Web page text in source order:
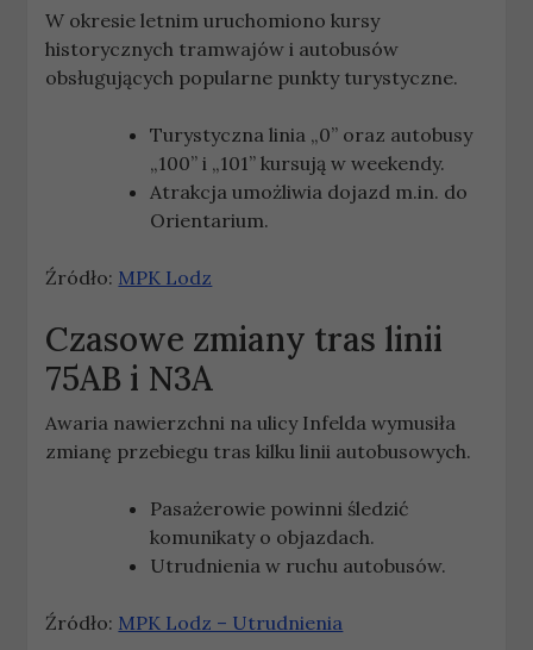
W okresie letnim uruchomiono kursy
historycznych tramwajów i autobusów
obsługujących popularne punkty turystyczne.
Turystyczna linia „0” oraz autobusy
„100” i „101” kursują w weekendy.
Atrakcja umożliwia dojazd m.in. do
Orientarium.
Źródło: MPK Lodz
Czasowe zmiany tras linii
75AB i N3A
Awaria nawierzchni na ulicy Infelda wymusiła
zmianę przebiegu tras kilku linii autobusowych.
Pasażerowie powinni śledzić
komunikaty o objazdach.
Utrudnienia w ruchu autobusów.
Źródło: MPK Lodz – Utrudnienia